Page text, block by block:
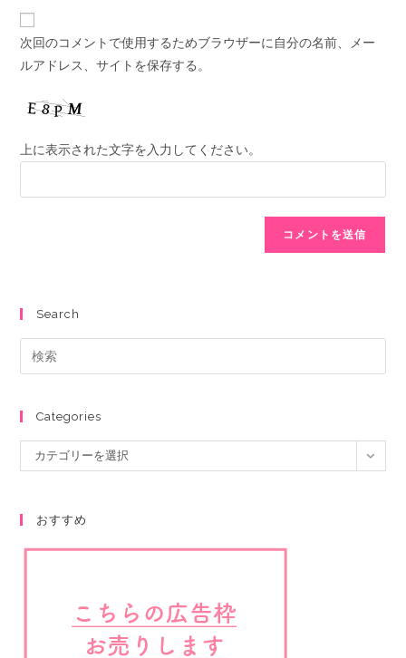
次回のコメントで使用するためブラウザーに自分の名前、メー
ルアドレス、サイトを保存する。
上に表示された文字を入力してください。
Search
Categories
カテゴリーを選択
おすすめ